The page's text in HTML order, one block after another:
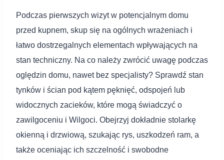
Podczas pierwszych wizyt w potencjalnym domu
przed kupnem, skup się na ogólnych wrażeniach i
łatwo dostrzegalnych elementach wpływających na
stan techniczny. Na co należy zwrócić uwagę podczas
oględzin domu, nawet bez specjalisty? Sprawdź stan
tynków i ścian pod kątem pęknięć, odspojeń lub
widocznych zacieków, które mogą świadczyć o
zawilgoceniu i Wilgoci. Obejrzyj dokładnie stolarkę
okienną i drzwiową, szukając rys, uszkodzeń ram, a
także oceniając ich szczelność i swobodne